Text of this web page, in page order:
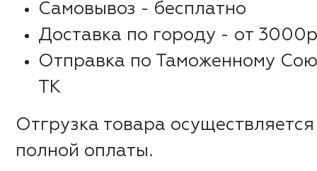
Самовывоз - бесплатно
Доставка по городу - от
Отправка по Таможенному
ТК
Отгрузка товара
полной оплаты.